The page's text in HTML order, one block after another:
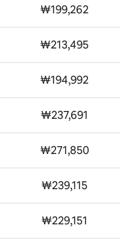
₩199,262
₩213,495
₩194,992
₩237,691
₩271,850
₩239,115
₩229,151